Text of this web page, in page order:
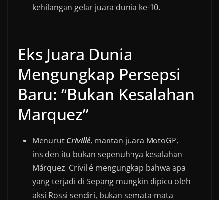
kehilangan gelar juara dunia ke-10.
Eks Juara Dunia
Mengungkap Persepsi
Baru: “Bukan Kesalahan
Marquez”
Menurut Crivillé, mantan juara MotoGP,
insiden itu bukan sepenuhnya kesalahan
Márquez. Crivillé mengungkap bahwa apa
yang terjadi di Sepang mungkin dipicu oleh
aksi Rossi sendiri, bukan semata-mata